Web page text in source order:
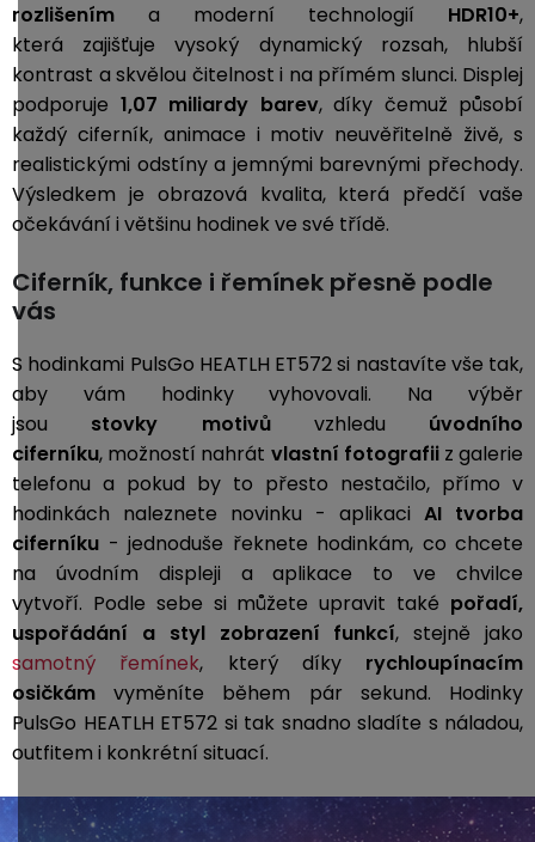
rozlišením a moderní technologií HDR10+,
která zajišťuje vysoký dynamický rozsah, hlubší
kontrast a skvělou čitelnost i na přímém slunci. Displej
podporuje 1,07 miliardy barev, díky čemuž působí
každý ciferník, animace i motiv neuvěřitelně živě, s
realistickými odstíny a jemnými barevnými přechody.
Výsledkem je obrazová kvalita, která předčí vaše
očekávání i většinu hodinek ve své třídě.
Ciferník, funkce i řemínek přesně podle
vás
S hodinkami PulsGo HEATLH ET572 si nastavíte vše tak,
aby vám hodinky vyhovovali. Na výběr
jsou stovky motivů vzhledu úvodního
ciferníku, možností nahrát vlastní fotografii z galerie
telefonu a pokud by to přesto nestačilo, přímo v
hodinkách naleznete novinku - aplikaci AI tvorba
ciferníku - jednoduše řeknete hodinkám, co chcete
na úvodním displeji a aplikace to ve chvilce
vytvoří. Podle sebe si můžete upravit také pořadí,
uspořádání a styl zobrazení funkcí, stejně jako
samotný řemínek, který díky rychloupínacím
osičkám vyměníte během pár sekund. Hodinky
PulsGo HEATLH ET572 si tak snadno sladíte s náladou,
outfitem i konkrétní situací.